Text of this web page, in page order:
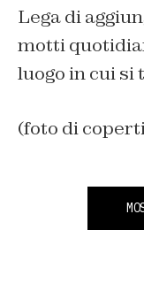
Lega di
motti
luogo in cui si
(foto di